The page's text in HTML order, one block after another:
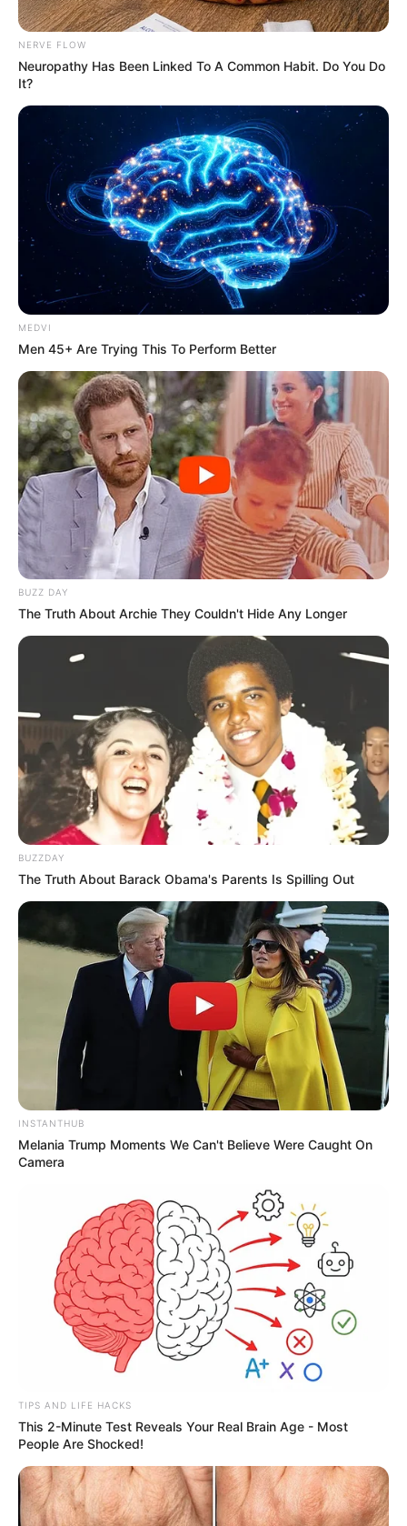
NERVE FLOW
Neuropathy Has Been Linked To A Common Habit. Do You Do
It?
MEDVI
Men 45+ Are Trying This To Perform Better
BUZZ DAY
The Truth About Archie They Couldn't Hide Any Longer
BUZZDAY
The Truth About Barack Obama's Parents Is Spilling Out
INSTANTHUB
Melania Trump Moments We Can't Believe Were Caught On
Camera
TIPS AND LIFE HACKS
This 2-Minute Test Reveals Your Real Brain Age - Most
People Are Shocked!